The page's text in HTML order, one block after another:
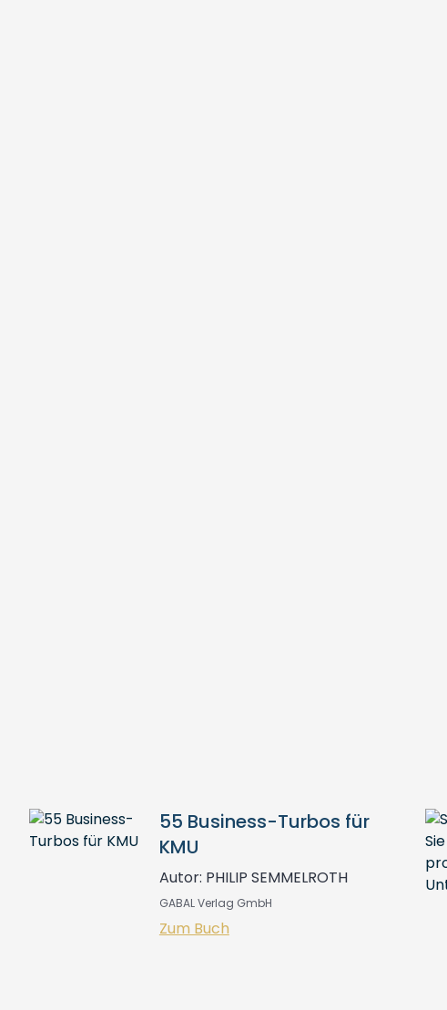
55 Business-Turbos für
KMU
Autor: PHILIP SEMMELROTH
GABAL Verlag GmbH
Zum Buch